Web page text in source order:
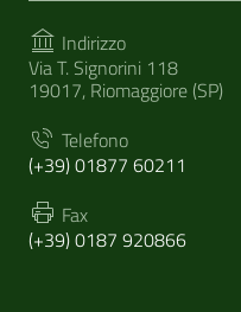
Indirizzo
Via T. Signorini 118
19017, Riomaggiore (SP)
Telefono
(+39) 01877 60211
Fax
(+39) 0187 920866